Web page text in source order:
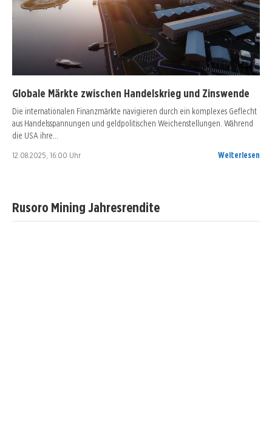
Globale Märkte zwischen Handelskrieg und Zinswende
Die internationalen Finanzmärkte navigieren durch ein komplexes Geflecht
aus Handelsspannungen und geldpolitischen Weichenstellungen. Während
die USA ihre…
12.08.2025, 16:00 Uhr Weiterlesen
Rusoro Mining Jahresrendite